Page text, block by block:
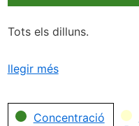
Tots els dilluns.
llegir més
Categories
Concentració